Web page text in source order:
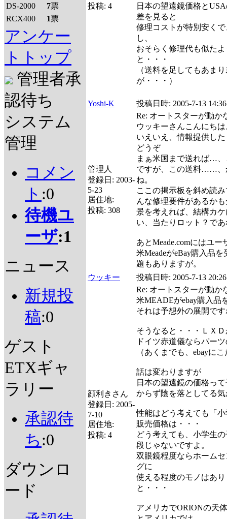
DS-2000
7票
RCX400
1票
アンケー
トトップ
管理者承
認待ち
システム
管理
コメン
ト :0
待機ユ
ーザ:1
ニュース
新規投
稿:0
ゲスト
ETXギャ
ラリー
承認待
ち :0
ダウンロ
ード
投稿: 4
日本の望遠鏡価格と
差を見ると
修理コストが特別安く
し、
おそらく修理代も似た
と・・・
（送料を足してもあま
が・・・）
Yoshi-K 投稿日時: 2005-7-13 14:36
管理人
登録日: 2003-
5-23
居住地:
投稿: 308
Re: オートスターが動か
ウッキーさんこんにちは
いえいえ、情報提供し
どうぞ
まぁ米国まで送れば…
ですが、この送料……、
ね。
ここの掲示板を斜め読
んな修理要件があるか
景を考えれば、結構カ
い、当たりロット？で
あとMeade.comにはユ
米MeadeがeBay購入品
題もありますが。
ウッキー
投稿日時: 2005-7-13 20:26
顔利きさん
登録日: 2005-
7-10
居住地:
投稿: 4
Re: オートスターが動か
米MEADEがebay購入品
それは予想外の展開で
そうなると・・・ＬＸ
ドイツ赤道儀ならパー
（あくまでも、ebayに
話は変わりますが
日本の望遠鏡の価格っ
からず陰を落としてる
性能はどう考えても「
販売価格は・・・
どう考えても、小学生
段じゃないですよ。
双眼鏡程度ならホーム
グに
使える程度のモノはあ
と・・・
アメリカでORIONの天